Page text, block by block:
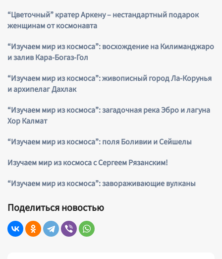
“Цветочный” кратер Аркену – нестандартный подарок
женщинам от космонавта
“Изучаем мир из космоса”: восхождение на Килиманджаро
и залив Кара-Богаз-Гол
“Изучаем мир из космоса”: живописный город Ла-Корунья
и архипелаг Дахлак
“Изучаем мир из космоса”: загадочная река Эбро и лагуна
Хор Калмат
“Изучаем мир из космоса”: поля Боливии и Сейшелы
Изучаем мир из космоса с Сергеем Рязанским!
“Изучаем мир из космоса”: завораживающие вулканы
Поделиться новостью